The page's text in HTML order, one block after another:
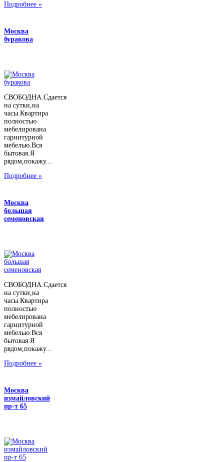
Подробнее »
Москва
буракова
СВОБОДНА.Сдается
на сутки,на
часы.Квартира
полностью
мебелирована
гарнитурной
мебелью.Вся
бытовая.Я
рядом,покажу...
Подробнее »
Москва
большая
семеновская
СВОБОДНА.Сдается
на сутки,на
часы.Квартира
полностью
мебелирована
гарнитурной
мебелью.Вся
бытовая.Я
рядом,покажу...
Подробнее »
Москва
измайловский
пр-т 65